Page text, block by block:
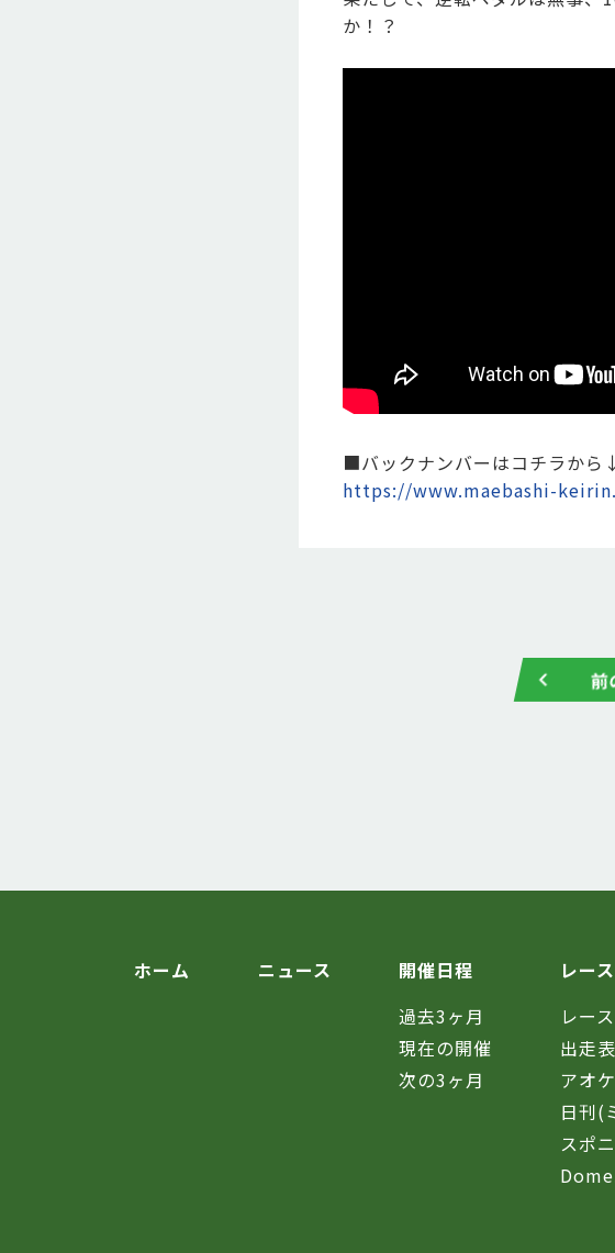
か！？
■バックナンバーはコチラから↓
https://www.maebashi-
前
ホーム ニュース
開催日程
過去3ヶ月
現在の開催
次の3ヶ月
レー
レー
出走表
アオ
日刊(
スポ